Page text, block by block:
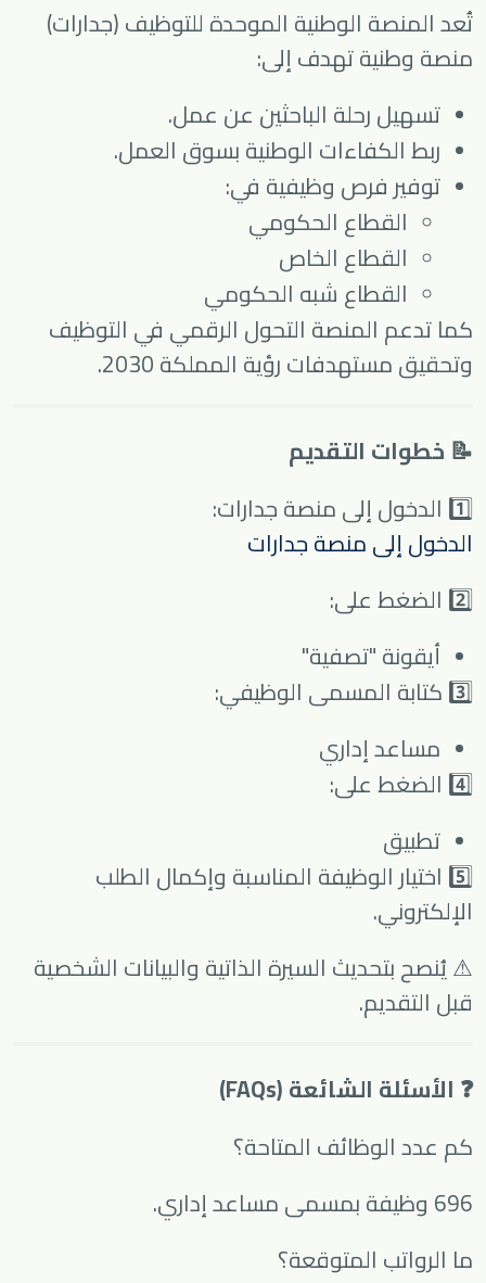
تُعدالمنصة الوطنية الموحدة للتوظيف (جدارات)
منصة وطنية تهدف إلى:
تسهيل رحلة الباحثين عن عمل.
ربط الكفاءات الوطنية بسوق العمل.
توفير فرص وظيفية في:
القطاع الحكومي
القطاع الخاص
القطاع شبه الحكومي
كما تدعم المنصة التحول الرقمي في التوظيف
وتحقيق مستهدفات رؤية المملكة 2030.
📝 خطوات التقديم
1️⃣ الدخول إلى منصة جدارات:
الدخول إلى منصة جدارات
2️⃣ الضغط على:
أيقونة "تصفية"
3️⃣ كتابة المسمى الوظيفي:
مساعد إداري
4️⃣ الضغط على:
تطبيق
5️⃣ اختيار الوظيفة المناسبة وإكمال الطلب
الإلكتروني.
⚠ يُنصح بتحديث السيرة الذاتية والبيانات الشخصية
قبل التقديم.
❓ الأسئلة الشائعة (FAQs)
كم عدد الوظائف المتاحة؟
696 وظيفة بمسمى مساعد إداري.
ما الرواتب المتوقعة؟